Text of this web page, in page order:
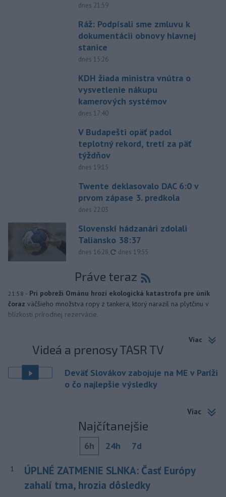
dnes 21:59
Ráž: Podpísali sme zmluvu k
dokumentácii obnovy hlavnej
stanice
dnes 15:26
KDH žiada ministra vnútra o
vysvetlenie nákupu
kamerových systémov
dnes 17:40
V Budapešti opäť padol
teplotný rekord, tretí za päť
týždňov
dnes 19:15
Twente deklasovalo DAC 6:0 v
prvom zápase 3. predkola
dnes 22:03
Slovenskí hádzanári zdolali
Taliansko 38:37
dnes 16:28, aktualizované
dnes 19:55
Práve teraz
21:58 - Pri pobreží Ománu hrozí ekologická katastrofa pre únik
čoraz väčšieho množstva ropy z tankera, ktorý narazil na plytčinu v
blízkosti prírodnej rezervácie.
Viac
Videá a prenosy TASR TV
Deväť Slovákov zabojuje na ME v Paríži
o čo najlepšie výsledky
Viac
Najčítanejšie
6h 24h 7d
1
ÚPLNÉ ZATMENIE SLNKA: Časť Európy
zahalí tma, hrozia dôsledky